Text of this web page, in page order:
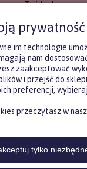
To idealne
pewności, co
trafione.
DOWIEDZ
newsletter
na pierwszy
prywatność
im technologie
nam
zaakceptować
i przejść do
preferencji,
przeczytasz w
tylko